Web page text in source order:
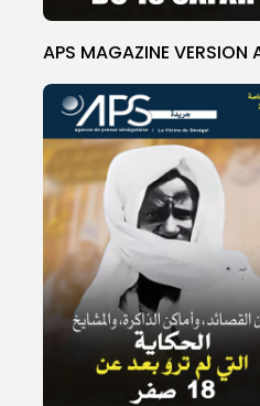
APS MAGAZINE VERSION